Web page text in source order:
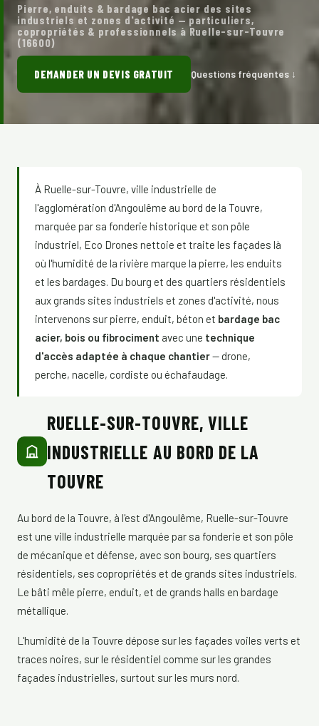
Pierre, enduits & bardage bac acier des sites
industriels et zones d'activité — particuliers,
copropriétés & professionnels à Ruelle-sur-Touvre
(16600)
DEMANDER UN DEVIS GRATUIT Questions fréquentes ↓
À Ruelle-sur-Touvre, ville industrielle de
l'agglomération d'Angoulême au bord de la Touvre,
marquée par sa fonderie historique et son pôle
industriel, Eco Drones nettoie et traite les façades là
où l'humidité de la rivière marque la pierre, les enduits
et les bardages. Du bourg et des quartiers résidentiels
aux grands sites industriels et zones d'activité, nous
intervenons sur pierre, enduit, béton et bardage bac
acier, bois ou fibrociment avec une technique
d'accès adaptée à chaque chantier— drone,
perche, nacelle, cordiste ou échafaudage.
RUELLE-SUR-TOUVRE, VILLE
INDUSTRIELLE AU BORD DE LA
TOUVRE
Au bord de la Touvre, à l'est d'Angoulême, Ruelle-sur-Touvre
est une ville industrielle marquée par sa fonderie et son pôle
de mécanique et défense, avec son bourg, ses quartiers
résidentiels, ses copropriétés et de grands sites industriels.
Le bâti mêle pierre, enduit, et de grands halls en bardage
métallique.
L'humidité de la Touvre dépose sur les façades voiles verts et
traces noires, sur le résidentiel comme sur les grandes
façades industrielles, surtout sur les murs nord.